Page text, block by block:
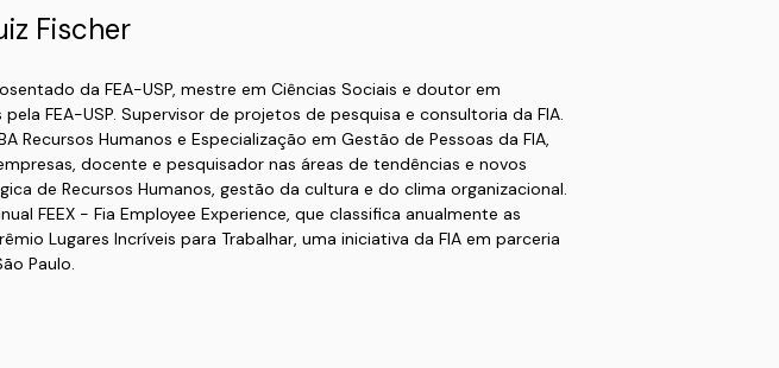
Fischer
da FEA-USP, mestre em Ciências Sociais e doutor em
FEA-USP. Supervisor de projetos de pesquisa e consultoria da FIA.
Recursos Humanos e Especialização em Gestão de Pessoas da FIA,
docente e pesquisador nas áreas de tendências e novos
de Recursos Humanos, gestão da cultura e do clima organizacional.
FEEX - Fia Employee Experience, que classifica anualmente as
Lugares Incríveis para Trabalhar, uma iniciativa da FIA em parceria
Paulo.